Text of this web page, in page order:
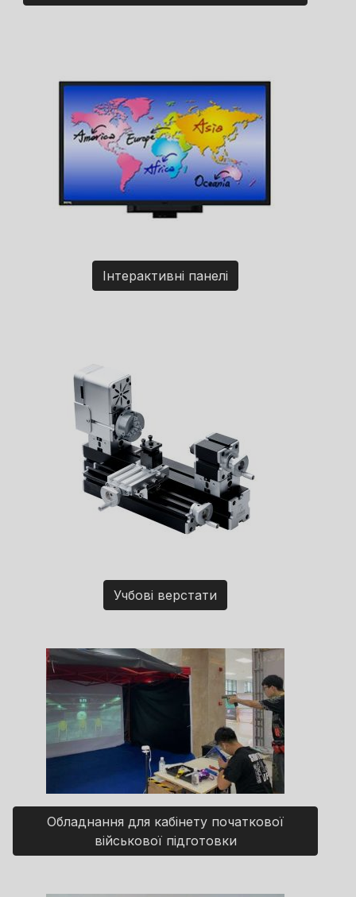
Інтерактивні панелі
Учбові верстати
Обладнання для кабінету початкової
військової підготовки